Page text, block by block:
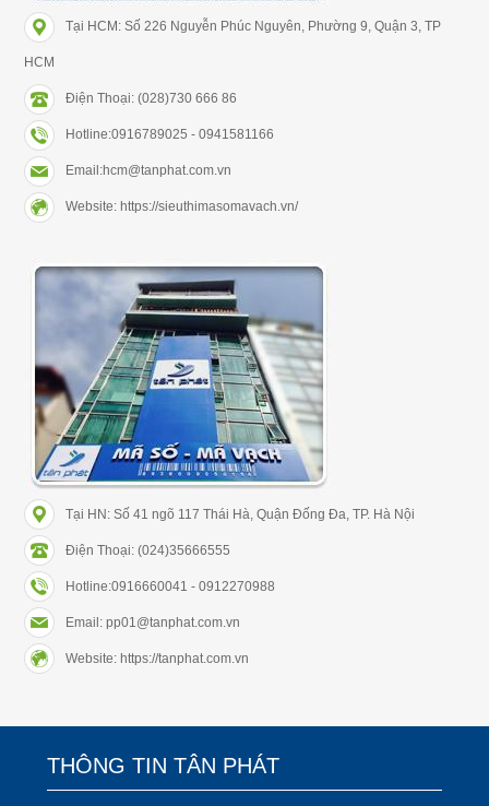
Tại HCM: Số 226 Nguyễn Phúc Nguyên, Phường 9, Quận 3, TP
HCM
Điện Thoại: (028)730 666 86
Hotline:0916789025 - 0941581166
Email:hcm@tanphat.com.vn
Website: https://sieuthimasomavach.vn/
Tại HN: Số 41 ngõ 117 Thái Hà, Quận Đống Đa, TP. Hà Nội
Điện Thoại: (024)35666555
Hotline:0916660041 - 0912270988
Email: pp01@tanphat.com.vn
Website: https://tanphat.com.vn
THÔNG TIN TÂN PHÁT